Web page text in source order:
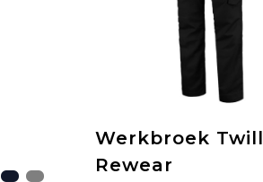
Werkbroek Twill
Rewear